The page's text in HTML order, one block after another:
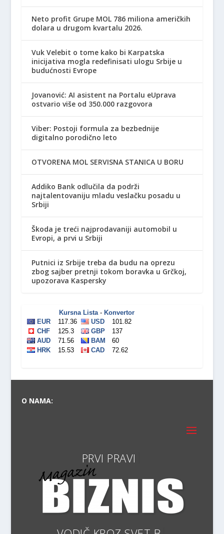
Neto profit Grupe MOL 786 miliona američkih
dolara u drugom kvartalu 2026.
Vuk Velebit o tome kako bi Karpatska
inicijativa mogla redefinisati ulogu Srbije u
budućnosti Evrope
Jovanović: AI asistent na Portalu eUprava
ostvario više od 350.000 razgovora
Viber: Postoji formula za bezbednije
digitalno porodično leto
OTVORENA MOL SERVISNA STANICA U BORU
Addiko Bank odlučila da podrži
najtalentovaniju mladu veslačku posadu u
Srbiji
Škoda je treći najprodavaniji automobil u
Evropi, a prvi u Srbiji
Putnici iz Srbije treba da budu na oprezu
zbog sajber pretnji tokom boravka u Grčkoj,
upozorava Kaspersky
O NAMA:
P